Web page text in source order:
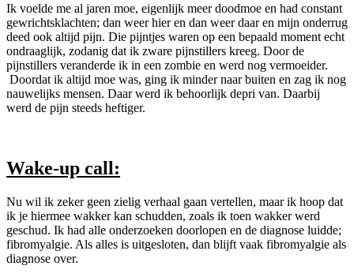
Ik voelde me al jaren moe, eigenlijk meer doodmoe en had constant
gewrichtsklachten; dan weer hier en dan weer daar en mijn onderrug
deed ook altijd pijn. Die pijntjes waren op een bepaald moment echt
ondraaglijk, zodanig dat ik zware pijnstillers kreeg. Door de
pijnstillers veranderde ik in een zombie en werd nog vermoeider.
Doordat ik altijd moe was, ging ik minder naar buiten en zag ik nog
nauwelijks mensen. Daar werd ik behoorlijk depri van. Daarbij
werd de pijn steeds heftiger.
Wake-up call:
Nu wil ik zeker geen zielig verhaal gaan vertellen, maar ik hoop dat
ik je hiermee wakker kan schudden, zoals ik toen wakker werd
geschud. Ik had alle onderzoeken doorlopen en de diagnose luidde;
fibromyalgie. Als alles is uitgesloten, dan blijft vaak fibromyalgie als
diagnose over.